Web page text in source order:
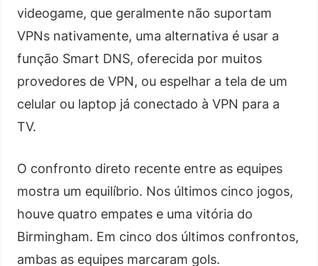
videogame, que geralmente não suportam
VPNs nativamente, uma alternativa é usar a
função Smart DNS, oferecida por muitos
provedores de VPN, ou espelhar a tela de um
celular ou laptop já conectado à VPN para a
TV.
O confronto direto recente entre as equipes
mostra um equilíbrio. Nos últimos cinco jogos,
houve quatro empates e uma vitória do
Birmingham. Em cinco dos últimos confrontos,
ambas as equipes marcaram gols.